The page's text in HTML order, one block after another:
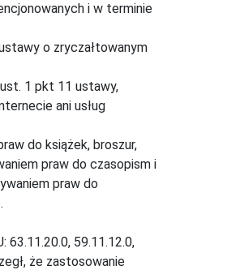
i w terminie
o zryczałtowanym
1 pkt 11 ustawy,
ani usług
do książek, broszur,
praw do czasopism i
praw do
63.11.20.0, 59.11.12.0,
że zastosowanie